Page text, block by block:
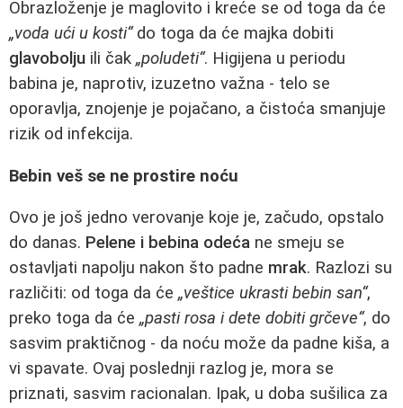
Obrazloženje je maglovito i kreće se od toga da će
„voda ući u kosti“do toga da će majka dobiti
glavobolju ili čak „poludeti“. Higijena u periodu
babina je, naprotiv, izuzetno važna - telo se
oporavlja, znojenje je pojačano, a čistoća smanjuje
rizik od infekcija.
Bebin veš se ne prostire noću
Ovo je još jedno verovanje koje je, začudo, opstalo
do danas. Pelene i bebina odeća ne smeju se
ostavljati napolju nakon što padne mrak. Razlozi su
različiti: od toga da će „veštice ukrasti bebin san“,
preko toga da će „pasti rosa i dete dobiti grčeve“, do
sasvim praktičnog - da noću može da padne kiša, a
vi spavate. Ovaj poslednji razlog je, mora se
priznati, sasvim racionalan. Ipak, u doba sušilica za